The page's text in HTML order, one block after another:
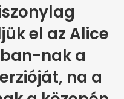
el az Alice
nak a
na a